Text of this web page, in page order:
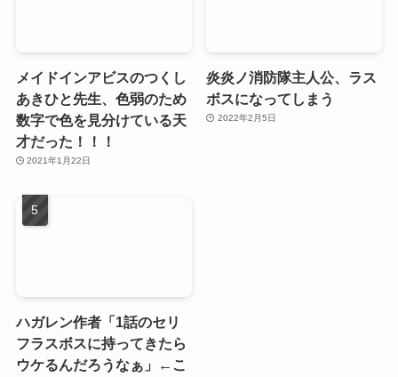
メイドインアビスのつくし
あきひと先生、色弱のため
数字で色を見分けている天
才だった！！！
2021年1月22日
炎炎ノ消防隊主人公、ラス
ボスになってしまう
2022年2月5日
ハガレン作者「1話のセリ
フラスボスに持ってきたら
ウケるんだろうなぁ」←こ